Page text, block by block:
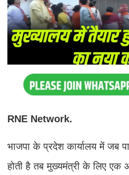
RNE Network.
भाजपा के प्रदेश कार्यालय में जब
होती है तब मुख्यमंत्री के लिए एक